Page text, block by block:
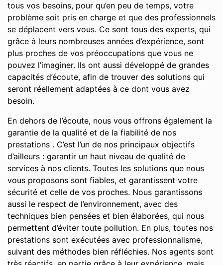
tous vos besoins, pour qu’en peu de temps, votre
problème soit pris en charge et que des professionnels
se déplacent vers vous. Ce sont tous des experts, qui
grâce à leurs nombreuses années d’expérience, sont
plus proches de vos préoccupations que vous ne
pouvez l’imaginer. Ils ont aussi développé de grandes
capacités d’écoute, afin de trouver des solutions qui
seront réellement adaptées à ce dont vous avez
besoin.
En dehors de l’écoute, nous vous offrons également la
garantie de la qualité et de la fiabilité de nos
prestations . C’est l’un de nos principaux objectifs
d’ailleurs : garantir un haut niveau de qualité de
services à nos clients. Toutes les solutions que nous
vous proposons sont fiables, et garantissent votre
sécurité et celle de vos proches. Nous garantissons
aussi le respect de l’environnement, avec des
techniques bien pensées et bien élaborées, qui nous
permettent d’éviter toute pollution. En plus, toutes nos
prestations sont exécutées avec professionnalisme,
suivant des méthodes bien réfléchies. Nos agents sont